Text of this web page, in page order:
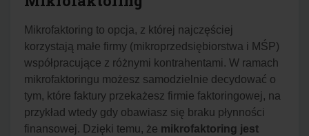
Mikrofaktoring to opcja, z której najczęściej
korzystają małe firmy (mikroprzedsiębiorstwa i MŚP)
współpracujące z różnymi kontrahentami. W ramach
mikrofaktoringu możesz samodzielnie decydować o
tym, które faktury przekażesz firmie faktoringowej, na
przykład wtedy gdy obawiasz się braku płynności
finansowej. Dzięki temu, że mikrofaktoring jest